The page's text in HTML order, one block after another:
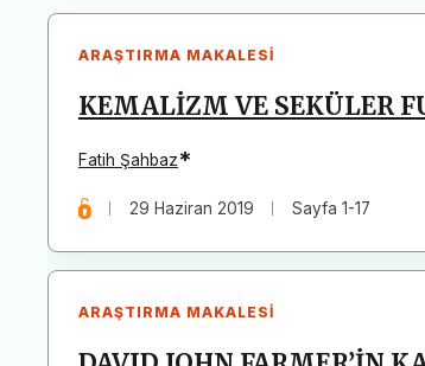
ARAŞTIRMA MAKALESI
KEMALİZM VE SEKÜLER
Fatih Şahbaz*
29 Haziran 2019 Sayfa 1-17
ARAŞTIRMA MAKALESI